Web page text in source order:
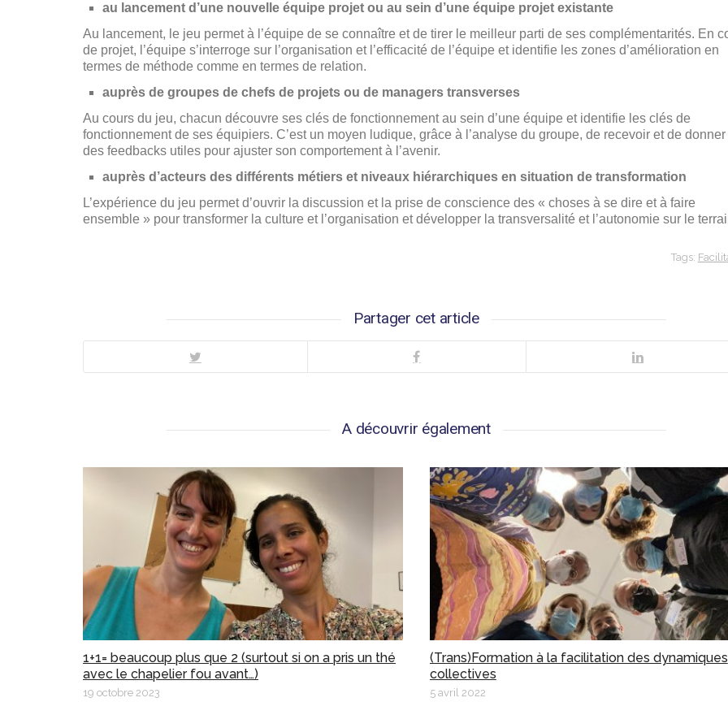
au lancement d’une nouvelle équipe projet ou au sein d’une équipe projet existante
Au lancement, le jeu permet à l’équipe de se connaître et de tirer le meilleur parti de ses complémentarités. En
de projet, l’équipe s’interroge sur l’organisation et l’efficacité de l’équipe et identifie les zones d’amélioration en
termes de méthode comme en termes de relation.
auprès de groupes de chefs de projets ou de managers transverses
Au cours du jeu, chacun découvre ses clés de fonctionnement au sein d’une équipe et identifie les clés de
fonctionnement de ses équipiers. C’est un moyen ludique, grâce à l’analyse du groupe, de recevoir et de donner
des feedbacks utiles pour ajuster son comportement à l’avenir.
auprès d’acteurs des différents métiers et niveaux hiérarchiques en situation de transformation
L’expérience du jeu permet d’ouvrir la discussion et la prise de conscience des « choses à se dire et à faire
ensemble » pour transformer la culture et l’organisation et développer la transversalité et l’autonomie sur le
Tags:
Partager cet article
A découvrir également
1+1= beaucoup plus que 2 (surtout si on a pris un thé
avec le chapelier fou avant…)
19 octobre 2023
(Trans)Formation à la facilitation des dynamiques
collectives
5 avril 2022